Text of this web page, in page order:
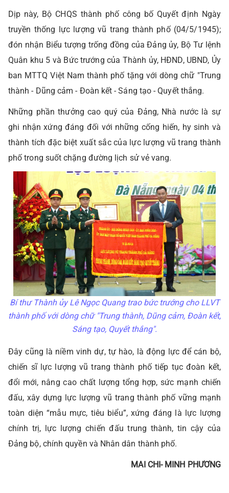
Dịp này, Bộ CHQS thành phố công bố Quyết định Ngày
truyền thống lực lượng vũ trang thành phố (04/5/1945);
đón nhận Biểu tượng trống đồng của Đảng ủy, Bộ Tư lệnh
Quân khu 5 và Bức trướng của Thành ủy, HĐND, UBND, Ủy
ban MTTQ Việt Nam thành phố tặng với dòng chữ "Trung
thành - Dũng cảm - Đoàn kết - Sáng tạo - Quyết thắng.
Những phần thưởng cao quý của Đảng, Nhà nước là sự
ghi nhận xứng đáng đối với những cống hiến, hy sinh và
thành tích đặc biệt xuất sắc của lực lượng vũ trang thành
phố trong suốt chặng đường lịch sử vẻ vang.
Bí thư Thành ủy Lê Ngọc Quang trao bức trướng cho LLVT
thành phố với dòng chữ "Trung thành, Dũng cảm, Đoàn kết,
Sáng tạo, Quyết thắng".
Đây cũng là niềm vinh dự, tự hào, là động lực để cán bộ,
chiến sĩ lực lượng vũ trang thành phố tiếp tục đoàn kết,
đổi mới, nâng cao chất lượng tổng hợp, sức mạnh chiến
đấu, xây dựng lực lượng vũ trang thành phố vững mạnh
toàn diện “mẫu mực, tiêu biểu”, xứng đáng là lực lượng
chính trị, lực lượng chiến đấu trung thành, tin cậy của
Đảng bộ, chính quyền và Nhân dân thành phố.
MAI CHI- MINH PHƯƠNG